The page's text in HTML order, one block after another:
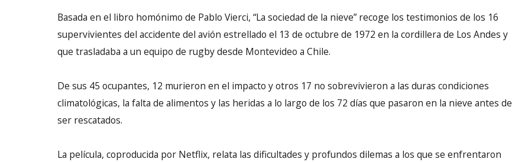
Basada en el libro homónimo de Pablo Vierci, “La sociedad de la nieve” recoge los testimonios de los 16
supervivientes del accidente del avión estrellado el 13 de octubre de 1972 en la cordillera de Los Andes y
que trasladaba a un equipo de rugby desde Montevideo a Chile.
De sus 45 ocupantes, 12 murieron en el impacto y otros 17 no sobrevivieron a las duras condiciones
climatológicas, la falta de alimentos y las heridas a lo largo de los 72 días que pasaron en la nieve antes de
ser rescatados.
La película, coproducida por Netflix, relata las dificultades y profundos dilemas a los que se enfrentaron